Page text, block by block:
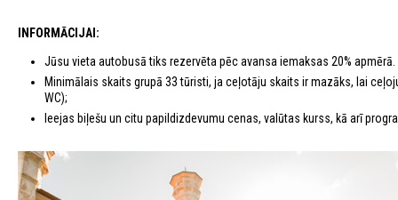
INFORMĀCIJAI:
Jūsu vieta autobusā tiks rezervēta pēc avansa iemaksas 20%
Minimālais skaits grupā 33 tūristi, ja ceļotāju skaits ir mazāks, lai
WC);
Ieejas biļešu un citu papildizdevumu cenas, valūtas kurss, kā arī